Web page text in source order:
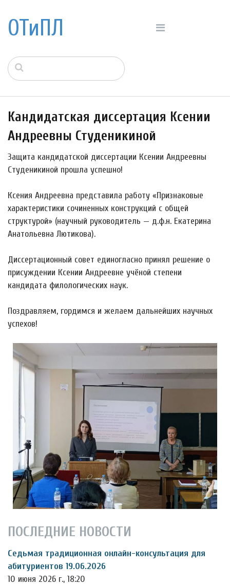
ОТиПЛ
Кандидатская диссертация Ксении
Андреевны Студеникиной
Защита кандидатской диссертации Ксении Андреевны
Студеникиной прошла успешно!
Ксения Андреевна представила работу «Признаковые
характеристики сочиненных конструкций с общей
структурой» (научный руководитель — д.ф.н. Екатерина
Анатольевна Лютикова).
Диссертационный совет единогласно принял решение о
присуждении Ксении Андреевне учёной степени
кандидата филологических наук.
Поздравляем, гордимся и желаем дальнейших научных
успехов!
ПОСЛЕДНИЕ НОВОСТИ
Седьмая традиционная онлайн-консультация для
абитуриентов 19.06.2026
10 июня 2026 г., 18:20